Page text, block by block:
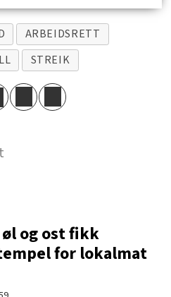
ARBEIDSRETT
STREIK
og ost fikk
for lokalmat